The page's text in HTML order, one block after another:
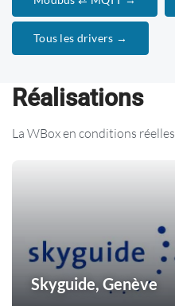
Tous les drivers →
Réalisations
La WBox en conditions réelles.
Skyguide, Genève